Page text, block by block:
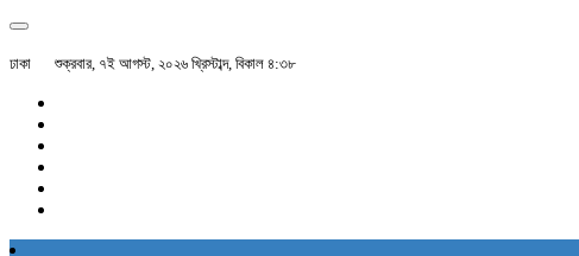
ঢাকা শুক্রবার, ৭ই আগস্ট, ২০২৬ খ্রিস্টাব্দ, বিকাল ৪:৩৮